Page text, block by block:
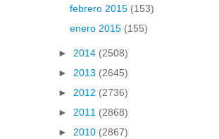
febrero 2015 (153)
enero 2015 (155)
► 2014 (2508)
► 2013 (2645)
► 2012 (2736)
► 2011 (2868)
► 2010 (2867)